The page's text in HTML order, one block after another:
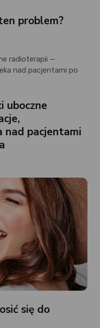
problem?
uboczne
nad pacjentami
się do